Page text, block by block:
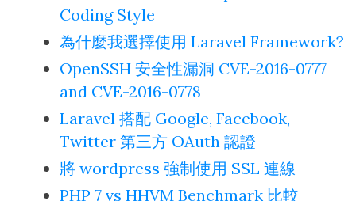
Coding Style
為什麼我選擇使用 Laravel Framework?
OpenSSH 安全性漏洞 CVE-2016-0777
and CVE-2016-0778
Laravel 搭配 Google, Facebook,
Twitter 第三方 OAuth 認證
將 wordpress 強制使用 SSL 連線
PHP 7 vs HHVM Benchmark 比較